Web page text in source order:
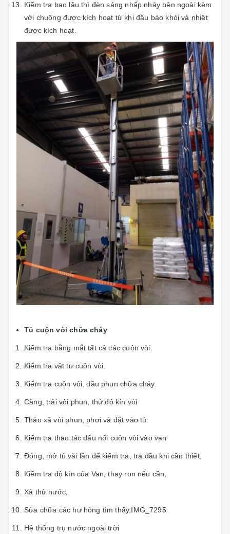
Kiểm tra bao lâu thì đèn sáng nhấp nháy bên ngoài kèm
với chuông được kích hoạt từ khi đầu báo khói và nhiệt
được kích hoạt.
Tủ cuộn vòi chữa cháy
Kiểm tra bằng mắt tất cả các cuộn vòi.
Kiểm tra vật tư cuộn vòi.
Kiểm tra cuộn vòi, đầu phun chữa cháy.
Căng, trải vòi phun, thử độ kín vòi
Tháo xã vòi phun, phơi và đặt vào tủ.
Kiểm tra thao tác đấu nối cuộn vòi vào van
Đóng, mở tủ vài lần để kiểm tra, tra dầu khi cần thiết,
Kiểm tra độ kín của Van, thay ron nếu cần,
Xả thử nước,
Sửa chữa các hư hỏng tìm thấy,IMG_7295
Hệ thống trụ nước ngoài trời